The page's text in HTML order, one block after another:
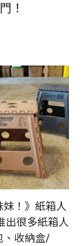
！
！》紙箱人
出很多紙箱人
、收納盒/